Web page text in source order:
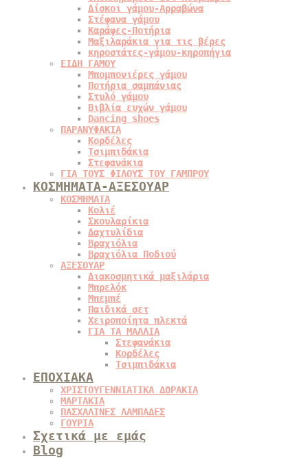
Δίσκοι γάμου-Αρραβώνα
Στέφανα γάμου
Καράφες-Ποτήρια
Μαξιλαράκια για τις βέρες
κηροστάτες-γάμου-κηροπήγια
ΕΙΔΗ ΓΑΜΟΥ
Μπομπονιέρες γάμου
Ποτήρια σαμπάνιας
Στυλό γάμου
Βιβλία ευχών γάμου
Dancing shoes
ΠΑΡΑΝΥΦΑΚΙΑ
Κορδέλες
Τσιμπιδάκια
Στεφανάκια
ΓΙΑ ΤΟΥΣ ΦΙΛΟΥΣ ΤΟΥ ΓΑΜΠΡΟΥ
ΚΟΣΜΗΜΑΤΑ-ΑΞΕΣΟΥΑΡ
ΚΟΣΜΗΜΑΤΑ
Κολιέ
Σκουλαρίκια
Δαχτυλίδια
Βραχιόλια
Βραχιόλια Ποδιού
ΑΞΕΣΟΥΑΡ
Διακοσμητικά μαξιλάρια
Μπρελόκ
Μπεμπέ
Παιδικά σετ
Χειροποίητα πλεκτά
ΓΙΑ ΤΑ ΜΑΛΛΙΑ
Στεφανάκια
Κορδέλες
Τσιμπιδάκια
ΕΠΟΧΙΑΚΑ
ΧΡΙΣΤΟΥΓΕΝΝΙΑΤΙΚΑ ΔΩΡΑΚΙΑ
ΜΑΡΤΑΚΙΑ
ΠΑΣΧΑΛΙΝΕΣ ΛΑΜΠΑΔΕΣ
ΓΟΥΡΙΑ
Σχετικά με εμάς
Blog